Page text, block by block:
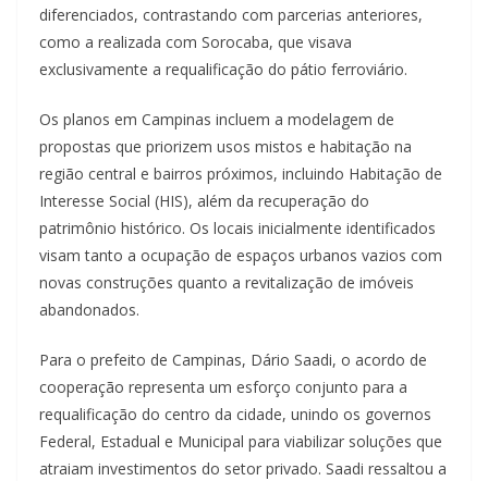
diferenciados, contrastando com parcerias anteriores,
como a realizada com Sorocaba, que visava
exclusivamente a requalificação do pátio ferroviário.
Os planos em Campinas incluem a modelagem de
propostas que priorizem usos mistos e habitação na
região central e bairros próximos, incluindo Habitação de
Interesse Social (HIS), além da recuperação do
patrimônio histórico. Os locais inicialmente identificados
visam tanto a ocupação de espaços urbanos vazios com
novas construções quanto a revitalização de imóveis
abandonados.
Para o prefeito de Campinas, Dário Saadi, o acordo de
cooperação representa um esforço conjunto para a
requalificação do centro da cidade, unindo os governos
Federal, Estadual e Municipal para viabilizar soluções que
atraiam investimentos do setor privado. Saadi ressaltou a